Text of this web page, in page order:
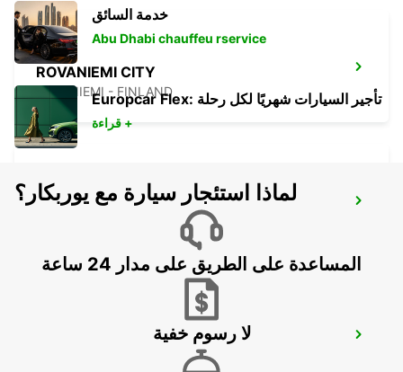
ROVANIEMI CITY
ROVANIEMI - FINLAND
IVALO AIRPORT
GALLIVARE AIRPORT
خدمة السائق
Abu Dhabi chauffeu rservice
Europcar Flex: تأجير السيارات شهريًا لكل رحلة
قراءة +
لماذا استئجار سيارة مع يوربكار؟
المساعدة على الطريق على مدار 24 ساعة
لا رسوم خفية